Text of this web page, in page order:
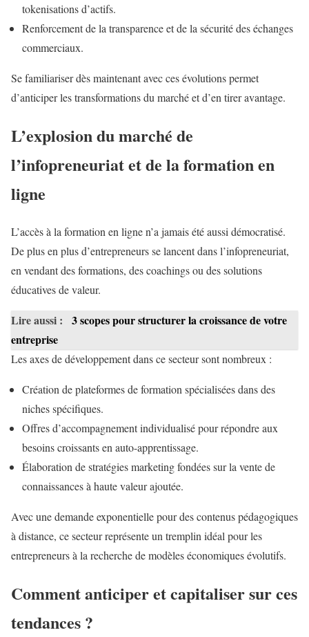
tokenisations d’actifs.
Renforcement de la transparence et de la sécurité des échanges
commerciaux.
Se familiariser dès maintenant avec ces évolutions permet
d’anticiper les transformations du marché et d’en tirer avantage.
L’explosion du marché de
l’infopreneuriat et de la formation en
ligne
L’accès à la formation en ligne n’a jamais été aussi démocratisé.
De plus en plus d’entrepreneurs se lancent dans l’infopreneuriat,
en vendant des formations, des coachings ou des solutions
éducatives de valeur.
Lire aussi :
3 scopes pour structurer la croissance de votre
entreprise
Les axes de développement dans ce secteur sont nombreux :
Création de plateformes de formation spécialisées dans des
niches spécifiques.
Offres d’accompagnement individualisé pour répondre aux
besoins croissants en auto-apprentissage.
Élaboration de stratégies marketing fondées sur la vente de
connaissances à haute valeur ajoutée.
Avec une demande exponentielle pour des contenus pédagogiques
à distance, ce secteur représente un tremplin idéal pour les
entrepreneurs à la recherche de modèles économiques évolutifs.
Comment anticiper et capitaliser sur ces
tendances ?